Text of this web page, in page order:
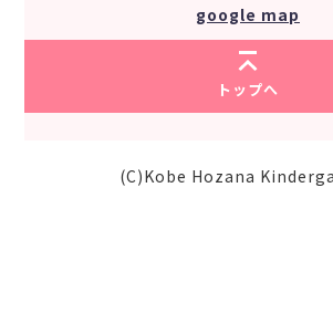
google map
トップへ
(C)Kobe Hozana